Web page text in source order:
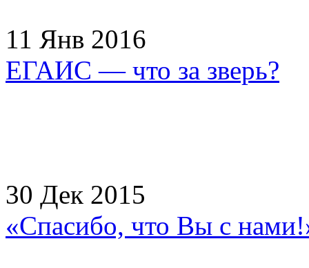
11 Янв 2016
ЕГАИС — что за зверь?
30 Дек 2015
«Спасибо, что Вы с